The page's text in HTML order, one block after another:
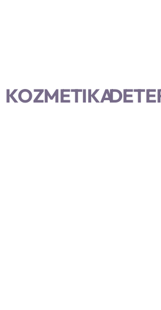
KOZMETIKA